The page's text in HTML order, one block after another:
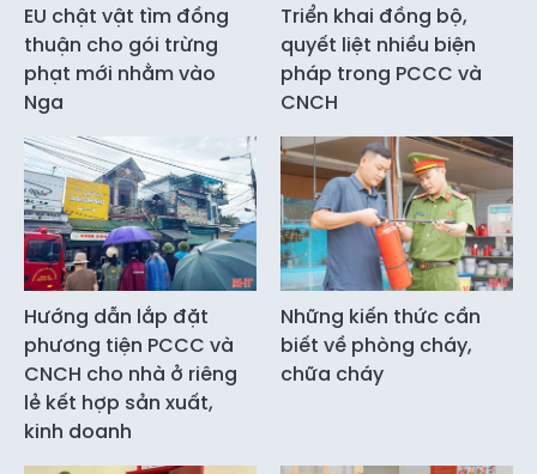
EU chật vật tìm đồng
thuận cho gói trừng
phạt mới nhằm vào
Nga
Triển khai đồng bộ,
quyết liệt nhiều biện
pháp trong PCCC và
CNCH
Hướng dẫn lắp đặt
phương tiện PCCC và
CNCH cho nhà ở riêng
lẻ kết hợp sản xuất,
kinh doanh
Những kiến thức cần
biết về phòng cháy,
chữa cháy